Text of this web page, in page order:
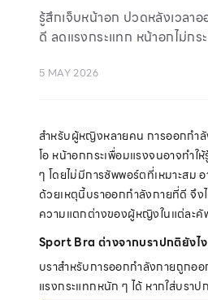
รู้สึกเจ็บหน้าอก ปวดหลังเวลา
ดี ลดแรงกระแทก หน้าอกไม่กร
5 MAY 2026
สำหรับผู้หญิงหลายคน การออกกำลั
โอ หน้าอกกระเพื่อมแรงจนอาจทำใ
ๆ โดยไม่มีการซัพพอร์ตที่เหมาะสม
ด้วยเหตุนี้บราออกกําลังกายที่ดี จึง
ความแตกต่างของผู้หญิงในแต่ละคั
Sport Bra ต่างจากบราปกติยังไง
บราสำหรับการออกกำลังกายถูกออ
แรงกระแทกหนัก ๆ ได้ หากใส่บรา